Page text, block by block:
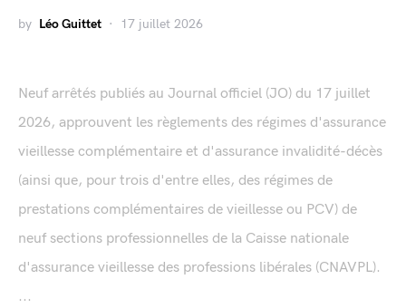
by Léo Guittet 17 juillet 2026
Neuf arrêtés publiés au Journal officiel (JO) du 17 juillet
2026, approuvent les règlements des régimes d'assurance
vieillesse complémentaire et d'assurance invalidité-décès
(ainsi que, pour trois d'entre elles, des régimes de
prestations complémentaires de vieillesse ou PCV) de
neuf sections professionnelles de la Caisse nationale
d'assurance vieillesse des professions libérales (CNAVPL).
...